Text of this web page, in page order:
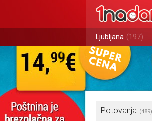
Ljubljana (197)
Potovanja (489)